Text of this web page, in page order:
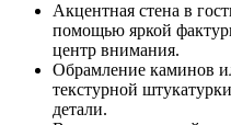
Акцентная стена в
помощью яркой
центр внимания.
Обрамление каминов
текстурной
детали.